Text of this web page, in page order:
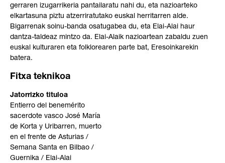
gerraren izugarrikeria pantailaratu nahi du, eta nazioarteko
elkartasuna piztu atzerriratutako euskal herritarren alde.
Bigarrenak soinu-banda osatugabea du, eta Elai-Alai haur
dantza-taldeaz mintzo da. Elai-Alaik nazioartean zabaldu zuen
euskal kulturaren eta folklorearen parte bat, Eresoinkarekin
batera.
Fitxa teknikoa
Jatorrizko tituloa
Entierro del benemérito
sacerdote vasco José María
de Korta y Uribarren, muerto
en el frente de Asturias /
Semana Santa en Bilbao /
Guernika / Elai-Alai